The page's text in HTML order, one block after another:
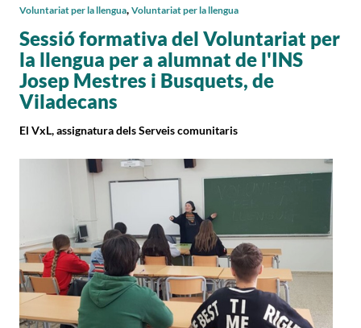
Sessió formativa del Voluntariat per
la llengua per a alumnat de l'INS
Josep Mestres i Busquets, de
Viladecans
El VxL, assignatura dels Serveis comunitaris
Voluntariat per la llengua, Voluntariat per la llengua